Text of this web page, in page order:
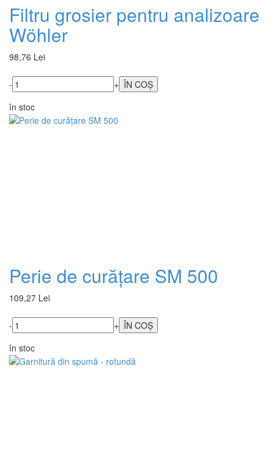
Filtru grosier pentru analizoare
Wöhler
98,76 Lei
-
+
în stoc
Perie de curățare SM 500
109,27 Lei
-
+
în stoc